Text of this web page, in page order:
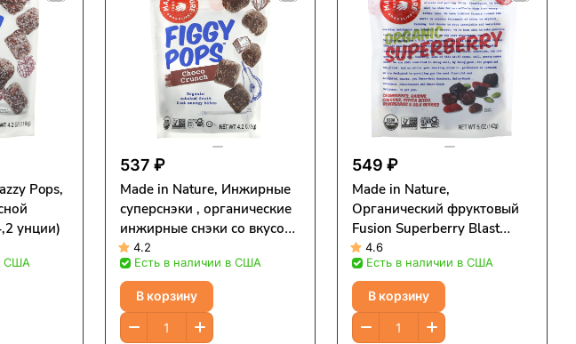
Pops,
унции)
США
537 ₽
Made in Nature, Инжирные
суперснэки , органические
инжирные снэки со вкусом
хрустящего чайота, 4,2
унции (119 г)
4.2
Есть в наличии в США
В корзину
549 ₽
Made in Nature,
Органический фруктовый
Fusion Superberry Blast
Supersnacks, 5 унций (142
г)
4.6
Есть в наличии в США
В корзину